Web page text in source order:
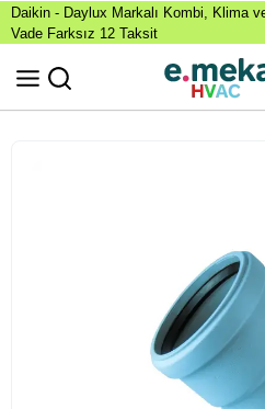
Daikin - Daylux Markalı Kombi, Klima
Vade Farksız 12 Taksit